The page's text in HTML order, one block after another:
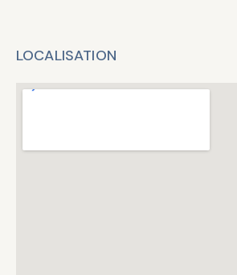
LOCALISATION